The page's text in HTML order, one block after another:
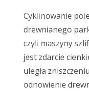
Cyklinowanie
drewnianego
czyli maszyny
jest zdarcie
uległa
odnowienie